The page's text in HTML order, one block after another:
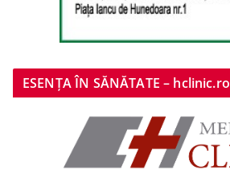
ESENȚA ÎN SĂNĂTATE – hclinic.ro